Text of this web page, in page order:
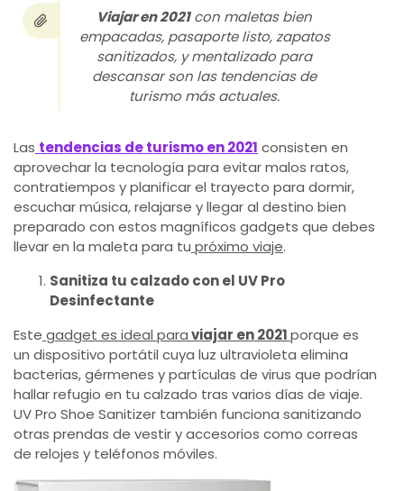
Viajar en 2021con maletas bien
empacadas, pasaporte listo, zapatos
sanitizados, y mentalizado para
descansar son las tendencias de
turismo más actuales.
Las tendencias de turismo en 2021 consisten en
aprovechar la tecnología para evitar malos ratos,
contratiempos y planificar el trayecto para dormir,
escuchar música, relajarse y llegar al destino bien
preparado con estos magníficos gadgets que debes
llevar en la maleta para tu próximo viaje.
Sanitiza tu calzado con el UV Pro
Desinfectante
Este gadget es ideal paraviajar en 2021porque es
un dispositivo portátil cuya luz ultravioleta elimina
bacterias, gérmenes y partículas de virus que podrían
hallar refugio en tu calzado tras varios días de viaje.
UV Pro Shoe Sanitizer también funciona sanitizando
otras prendas de vestir y accesorios como correas
de relojes y teléfonos móviles.